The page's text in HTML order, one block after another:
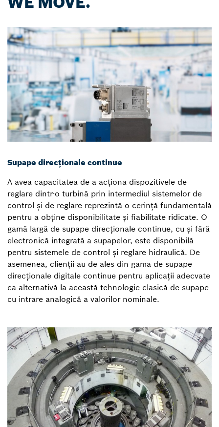
Supape direcționale continue
A avea capacitatea de a acționa dispozitivele de
reglare dintr-o turbină prin intermediul sistemelor de
control și de reglare reprezintă o cerință fundamentală
pentru a obține disponibilitate și fiabilitate ridicate. O
gamă largă de supape direcționale continue, cu și fără
electronică integrată a supapelor, este disponibilă
pentru sistemele de control și reglare hidraulică. De
asemenea, clienții au de ales din gama de supape
direcționale digitale continue pentru aplicații adecvate
ca alternativă la această tehnologie clasică de supape
cu intrare analogică a valorilor nominale.